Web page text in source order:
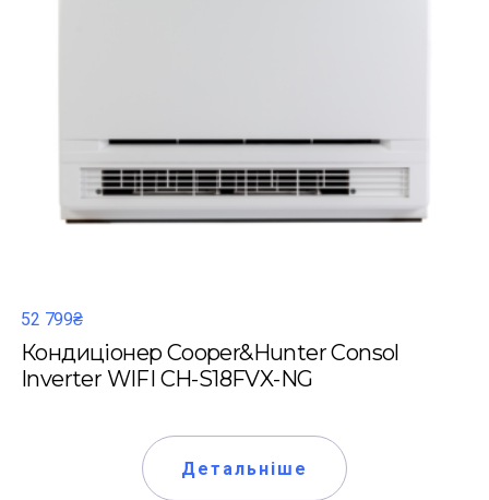
52 799₴
Кондиціонер Cooper&Hunter Consol
Inverter WIFI CH-S18FVX-NG
Детальніше